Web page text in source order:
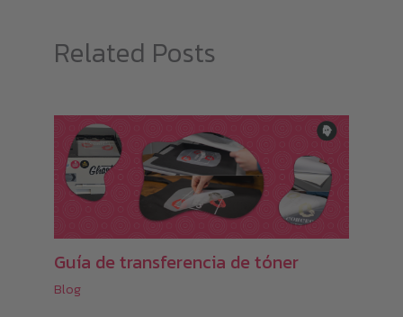
página
de
producto
Related Posts
Guía de transferencia de tóner
Blog